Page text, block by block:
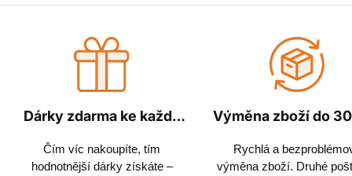
Dárky zdarma ke každé
Čím víc nakoupíte, tím
hodnotnější dárky získáte –
Výměna zboží do
Rychlá a
výměna zboží. Druhé